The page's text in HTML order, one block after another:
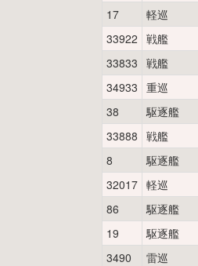
17
軽巡
33922 戦艦
33833 戦艦
34933 重巡
38
駆逐艦
33888 戦艦
8
駆逐艦
32017 軽巡
86
駆逐艦
19
駆逐艦
3490
雷巡